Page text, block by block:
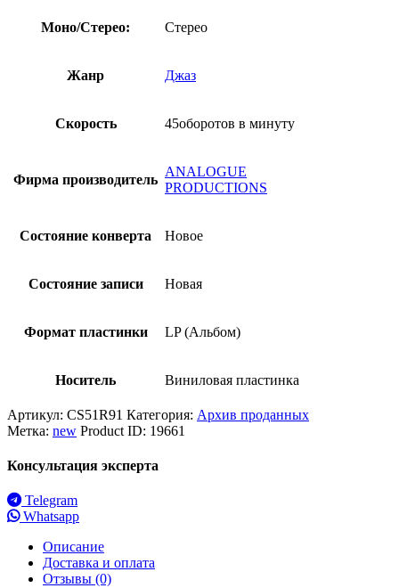
Моно/Стерео: Стерео
Жанр Джаз
Скорость 45оборотов в минуту
Фирма производитель
ANALOGUE
PRODUCTIONS
Состояние конверта Новое
Состояние записи Новая
Формат пластинки LP (Альбом)
Носитель Виниловая пластинка
Артикул: CS51R91 Категория: Архив проданных
Метка: new Product ID: 19661
Консультация эксперта
Telegram
Whatsapp
Описание
Доставка и оплата
Отзывы (0)